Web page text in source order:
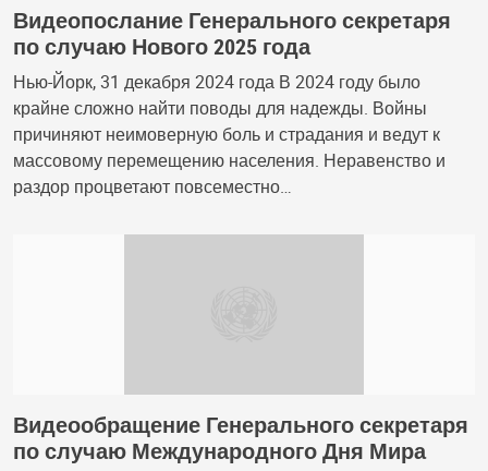
Видеопослание Генерального секретаря
по случаю Нового 2025 года
Нью-Йорк, 31 декабря 2024 года В 2024 году было
крайне сложно найти поводы для надежды. Войны
причиняют неимоверную боль и страдания и ведут к
массовому перемещению населения. Неравенство и
раздор процветают повсеместно…
Видеообращение Генерального секретаря
по случаю Международного Дня Мира